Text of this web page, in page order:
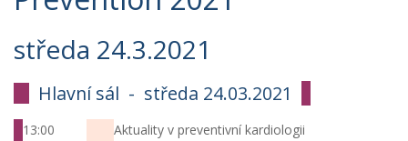
středa 24.3.2021
Hlavní sál - středa 24.03.2021
13:00
Aktuality v preventivní kardiologii